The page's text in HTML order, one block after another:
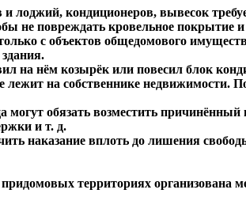
кондиционеров, вывесок
не повреждать кровельное покрытие
с объектов общедомового
на нём козырёк или повесил блок
лежит на собственнике недвижимости.
обязать возместить
и т. д.
наказание вплоть до лишения
территориях организована